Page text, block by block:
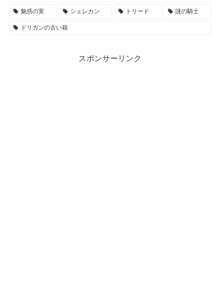
魅惑の実 シェレカン トリード 謎の騎士
ドリガンの古い箱
スポンサーリンク